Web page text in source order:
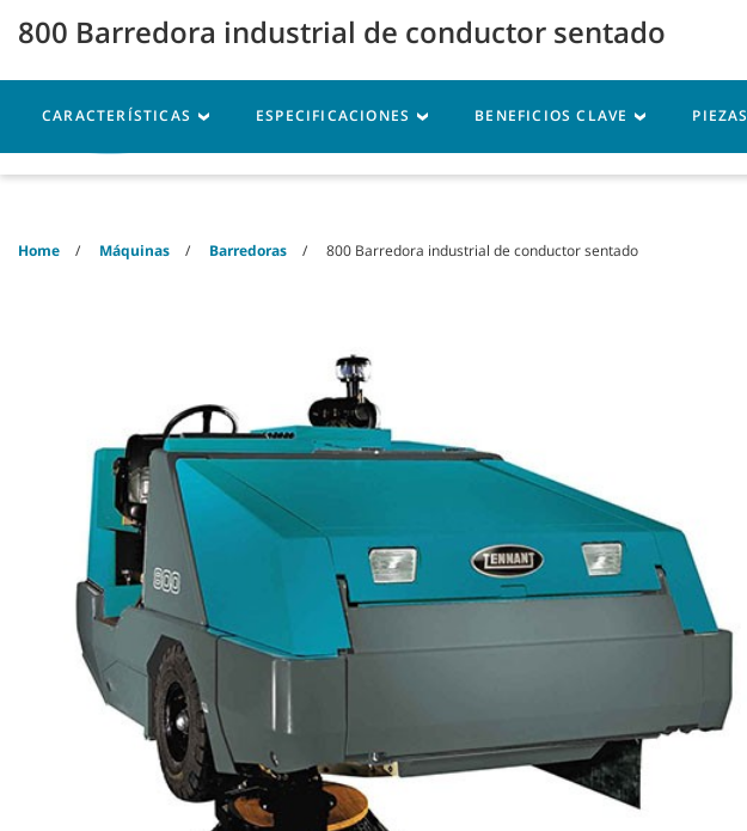
menu
Máquinas Piezas Servicio Recursos
Home Máquinas Barredoras 800 Barredora industrial de conductor sentado
800 Barredora industrial de conductor sentado
CARACTERÍSTICAS ESPECIFICACIONES BENEFICIOS CLAVE PIEZAS